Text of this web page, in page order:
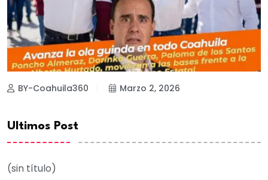
BY-Coahuila360 Marzo 2, 2026
Ultimos Post
(sin título)